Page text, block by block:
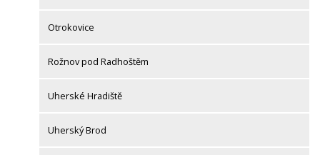
Otrokovice
Rožnov pod Radhoštěm
Uherské Hradiště
Uherský Brod